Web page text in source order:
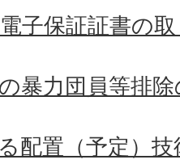
子保証証書の
暴力団員等排
配置（予定）